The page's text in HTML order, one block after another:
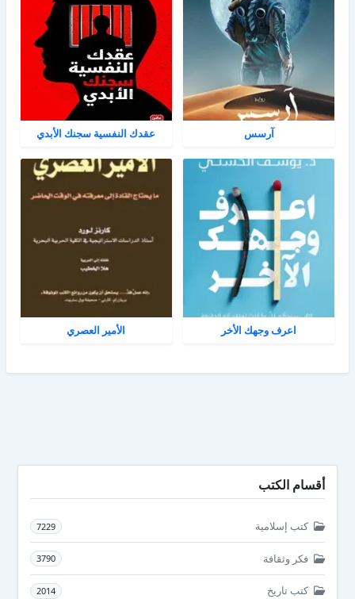
آرسس عقدك النفسية سجنك الأبدي
اعرف وجهك الأخر الأمير العصري
أقسام الكتب
كتب إسلامية 7229
فكر وثقافة 3790
كتب تاريخ 2014